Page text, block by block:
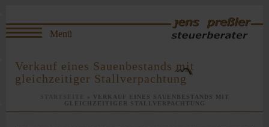
Verkauf eines Sauenbestands mit
gleichzeitiger Stallverpachtung
»
VERKAUF EINES SAUENBESTANDS MIT
GLEICHZEITIGER STALLVERPACHTUNG